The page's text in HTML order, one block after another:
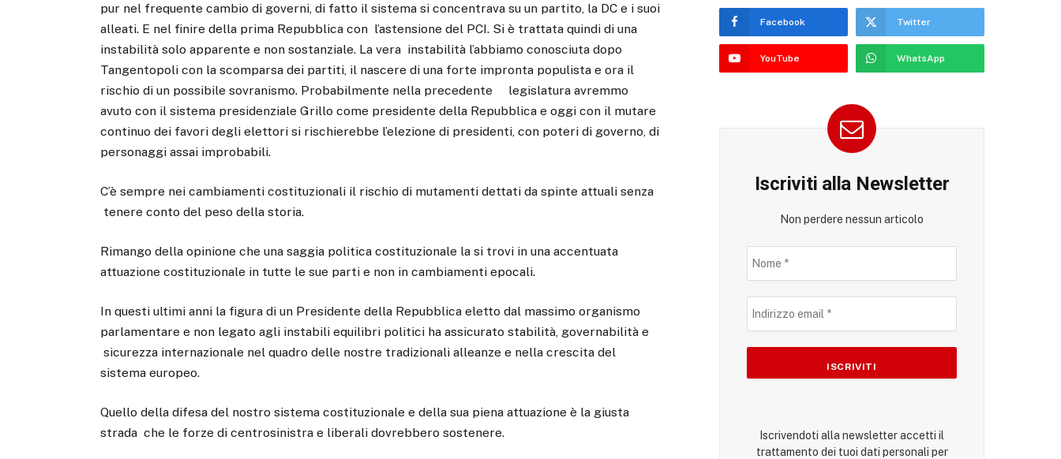
pur nel frequente cambio di governi, di fatto il sistema si concentrava su un partito, la DC e i suoi
alleati. E nel finire della prima Repubblica con l’astensione del PCI. Si è trattata quindi di una
instabilità solo apparente e non sostanziale. La vera instabilità l’abbiamo conosciuta dopo
Tangentopoli con la scomparsa dei partiti, il nascere di una forte impronta populista e ora il
rischio di un possibile sovranismo. Probabilmente nella precedente legislatura avremmo
avuto con il sistema presidenziale Grillo come presidente della Repubblica e oggi con il mutare
continuo dei favori degli elettori si rischierebbe l’elezione di presidenti, con poteri di governo, di
personaggi assai improbabili.
C’è sempre nei cambiamenti costituzionali il rischio di mutamenti dettati da spinte attuali senza
tenere conto del peso della storia.
Rimango della opinione che una saggia politica costituzionale la si trovi in una accentuata
attuazione costituzionale in tutte le sue parti e non in cambiamenti epocali.
In questi ultimi anni la figura di un Presidente della Repubblica eletto dal massimo organismo
parlamentare e non legato agli instabili equilibri politici ha assicurato stabilità, governabilità e
sicurezza internazionale nel quadro delle nostre tradizionali alleanze e nella crescita del
sistema europeo.
Quello della difesa del nostro sistema costituzionale e della sua piena attuazione è la giusta
strada che le forze di centrosinistra e liberali dovrebbero sostenere.
Facebook Twitter
YouTube WhatsApp
Iscriviti alla Newsletter
Non perdere nessun articolo
Iscrivendoti alla newsletter accetti il
trattamento dei tuoi dati personali per